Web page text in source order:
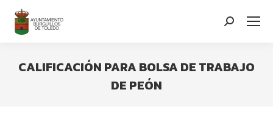
contenido
Search:
CALIFICACIÓN PARA BOLSA DE TRABAJO
DE PEÓN